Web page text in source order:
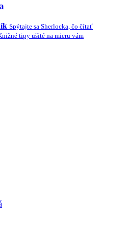
Spýtajte sa Sherlocka, čo čítať
tipy ušité na mieru vám